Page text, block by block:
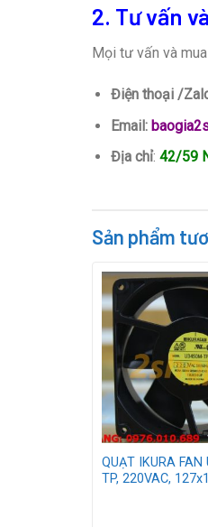
2. Tư vấn
Mọi tư vấn và
Điện thoại /
Email:
Địa chỉ: 42/59
Sản phẩm
QUẠT IKURA FAN
TP, 220VAC,